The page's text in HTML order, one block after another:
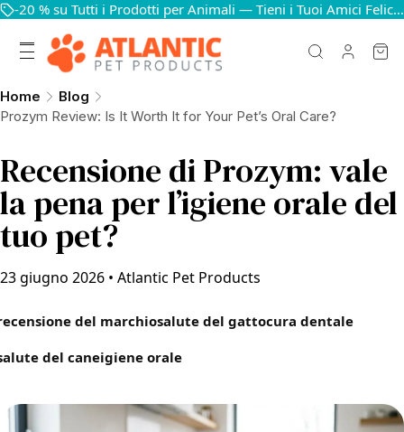
-20 % su Tutti i Prodotti per Animali — Tieni i Tuoi Amici Felici e in Salute
Home
Blog
Prozym Review: Is It Worth It for Your Pet’s Oral Care?
Recensione di Prozym: vale
la pena per l’igiene orale del
tuo pet?
23 giugno 2026 • Atlantic Pet Products
del marchiosalute del gattocura dentale
del caneigiene orale